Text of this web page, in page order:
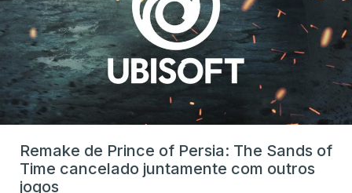
Remake de Prince of Persia: The Sands of
Time cancelado juntamente com outros
jogos